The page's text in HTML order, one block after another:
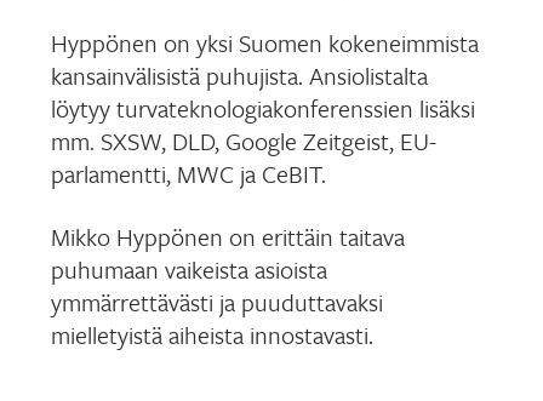
Hyppönen on yksi Suomen kokeneimmista
kansainvälisistä puhujista. Ansiolistalta
löytyy turvateknologiakonferenssien lisäksi
mm. SXSW, DLD, Google Zeitgeist, EU-
parlamentti, MWC ja CeBIT.
Mikko Hyppönen on erittäin taitava
puhumaan vaikeista asioista
ymmärrettävästi ja puuduttavaksi
mielletyistä aiheista innostavasti.